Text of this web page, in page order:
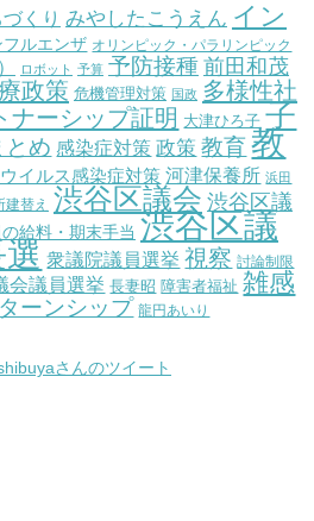
づくり みやしたこうえん イン
フルエンザ オリンピック・パラリンピック
ロボット 予算 予防接種 前田和茂
政策 危機管理対策 国政 多様性社
ナーシップ証明 大津ひろ子 子
とめ 感染症対策 政策 教育 教
イルス感染症対策 河津保養所 浜田
替え 渋谷区議会 渋谷区議
給料・期末手当 渋谷区議
衆議院議員選挙 視察 討論制限
会議員選挙 長妻昭 障害者福祉 雑感
ーンシップ 龍円あいり
さんのツイート